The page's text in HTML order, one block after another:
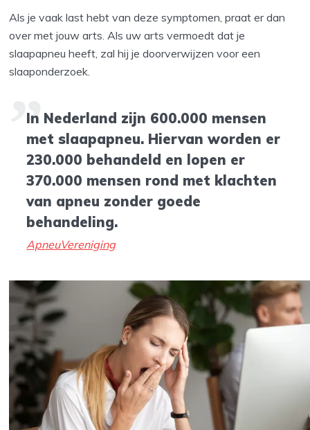
Als je vaak last hebt van deze symptomen, praat er dan
over met jouw arts. Als uw arts vermoedt dat je
slaapapneu heeft, zal hij je doorverwijzen voor een
slaaponderzoek.
In Nederland zijn 600.000 mensen
met slaapapneu. Hiervan worden er
230.000 behandeld en lopen er
370.000 mensen rond met klachten
van apneu zonder goede
behandeling.
ApneuVereniging